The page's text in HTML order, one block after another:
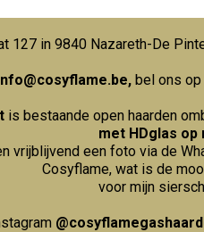
127 in 9840 Nazareth-De
, bel ons
is bestaande open haarden
met HDglas op
vrijblijvend een foto via de
Cosyflame, wat is de
voor mijn